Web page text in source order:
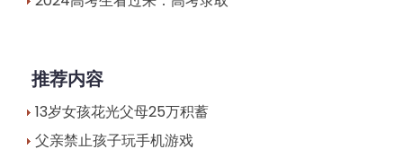
推荐内容
13岁女孩花光父母25万积蓄
父亲禁止孩子玩手机游戏